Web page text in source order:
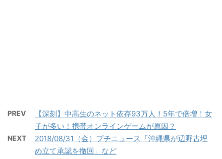
PREV
【深刻】中高生のネット依存93万人！5年で倍増！女
子が多い！携帯オンラインゲームが原因？
NEXT
2018/08/31（金）プチニュース「沖縄県が辺野古埋
め立て承認を撤回」など